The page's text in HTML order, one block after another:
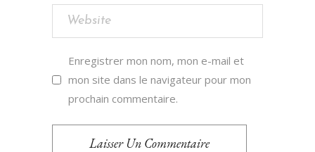
Enregistrer mon nom, mon e-mail et
mon site dans le navigateur pour mon
prochain commentaire.
Laisser Un Commentaire